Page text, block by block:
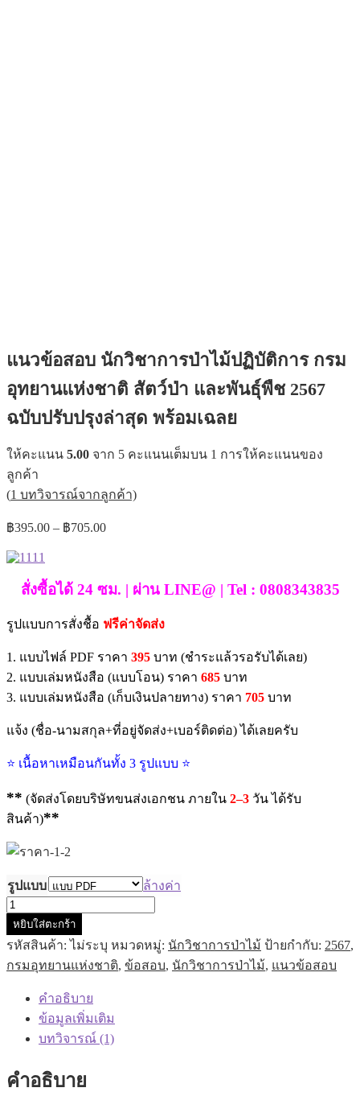
แนวข้อสอบ นักวิชาการป่าไม้ปฏิบัติการ กรม
อุทยานแห่งชาติ สัตว์ป่า และพันธุ์พืช 2567
ฉบับปรับปรุงล่าสุด พร้อมเฉลย
ให้คะแนน 5.00 จาก 5 คะแนนเต็มบน 1 การให้คะแนนของ
ลูกค้า
(1 บทวิจารณ์จากลูกค้า)
฿395.00 – ฿705.00Price
฿705.00
สั่งซื้อได้ 24 ซม. | ผ่าน LINE@ | Tel : 0808343835
รูปแบบการสั่งชื้อ ฟรีค่าจัดส่ง
1. แบบไฟล์ PDF ราคา 395 บาท (ชำระแล้วรอรับได้เลย)
2. แบบเล่มหนังสือ (แบบโอน) ราคา 685 บาท
3. แบบเล่มหนังสือ (เก็บเงินปลายทาง) ราคา 705 บาท
แจ้ง (ชื่อ-นามสกุล+ที่อยู่จัดส่ง+เบอร์ติดต่อ) ได้เลยครับ
⭐ เนื้อหาเหมือนกันทั้ง 3 รูปแบบ ⭐
** (จัดส่งโดยบริษัทขนส่งเอกชน ภายใน 2–3 วัน ได้รับ
สินค้า)**
รูปแบบ
ล้างค่า
จำนวน
แนว
ข้อสอบ
นัก
กรม
หยิบใส่ตะกร้า
รหัสสินค้า:ไม่ระบุ หมวดหมู่: นักวิชาการป่าไม้ ป้ายกำกับ: 2567,
กรมอุทยานแห่งชาติ, ข้อสอบ, นักวิชาการป่าไม้, แนวข้อสอบ
คำอธิบาย
ข้อมูลเพิ่มเติม
บทวิจารณ์ (1)
คำอธิบาย